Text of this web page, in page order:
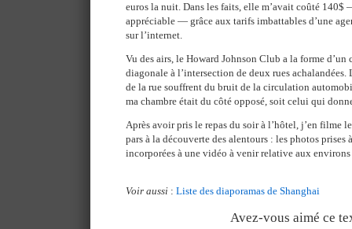
euros la nuit. Dans les faits, elle m’avait coûté 140$
appréciable — grâce aux tarifs imbattables d’une
sur l’internet.
Vu des airs, le Howard Johnson Club a la forme
diagonale à l’intersection de deux rues achalandées.
de la rue souffrent du bruit de la circulation
ma chambre était du côté opposé, soit celui qui
Après avoir pris le repas du soir à l’hôtel, j’en filme
pars à la découverte des alentours : les photos prises
incorporées à une vidéo à venir relative aux
Voir aussi : Liste des diaporamas de Shanghai
Avez-vous aimé ce